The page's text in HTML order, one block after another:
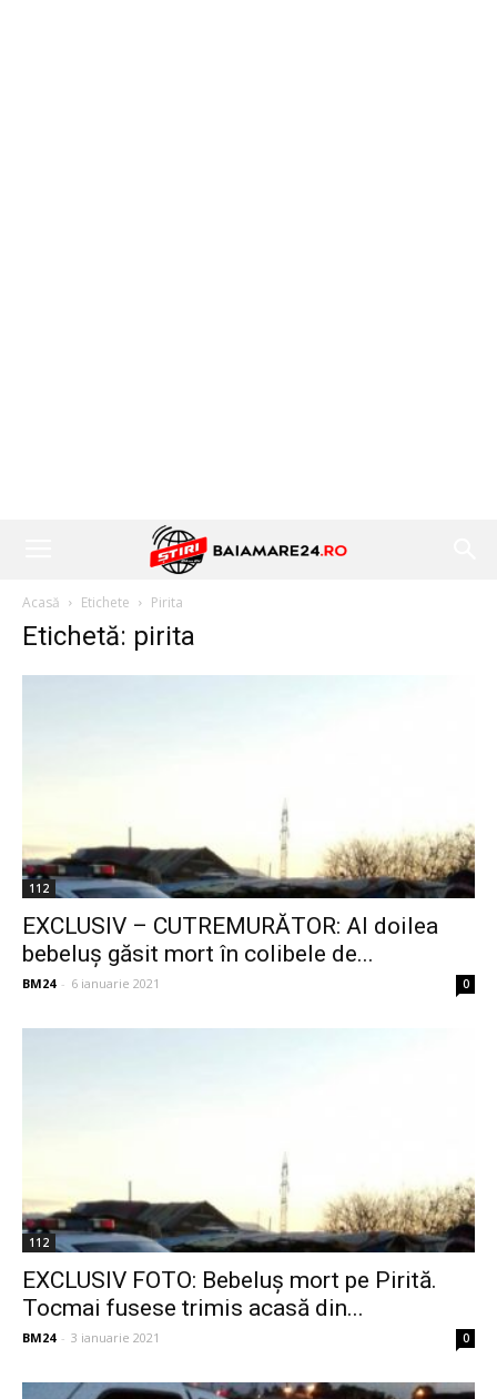
Acasă Etichete Pirita
Etichetă: pirita
112
EXCLUSIV – CUTREMURĂTOR: Al doilea
bebeluș găsit mort în colibele de...
BM24 - 6 ianuarie 2021 0
112
EXCLUSIV FOTO: Bebeluş mort pe Pirită.
Tocmai fusese trimis acasă din...
BM24 - 3 ianuarie 2021 0